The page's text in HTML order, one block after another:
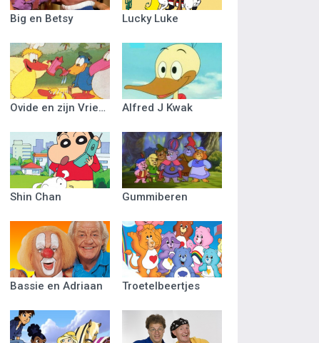
Big en Betsy Lucky Luke
Ovide en zijn Vriendjes Alfred J Kwak
Shin Chan Gummiberen
Bassie en Adriaan Troetelbeertjes